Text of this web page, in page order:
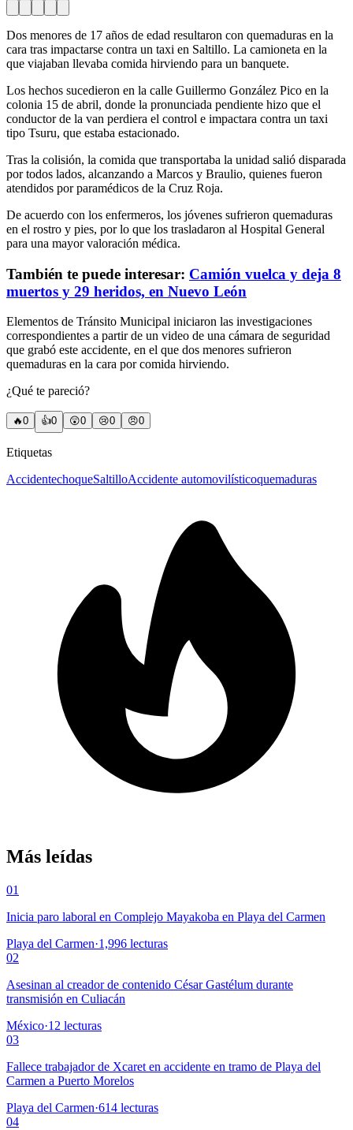
Dos menores de 17 años de edad resultaron con quemaduras en la
cara tras impactarse contra un taxi en Saltillo. La camioneta en la
que viajaban llevaba comida hirviendo para un banquete.
Los hechos sucedieron en la calle Guillermo González Pico en la
colonia 15 de abril, donde la pronunciada pendiente hizo que el
conductor de la van perdiera el control e impactara contra un taxi
tipo Tsuru, que estaba estacionado.
Tras la colisión, la comida que transportaba la unidad salió disparada
por todos lados, alcanzando a Marcos y Braulio, quienes fueron
atendidos por paramédicos de la Cruz Roja.
De acuerdo con los enfermeros, los jóvenes sufrieron quemaduras
en el rostro y pies, por lo que los trasladaron al Hospital General
para una mayor valoración médica.
También te puede interesar: Camión vuelca y deja 8
muertos y 29 heridos, en Nuevo León
Elementos de Tránsito Municipal iniciaron las investigaciones
correspondientes a partir de un video de una cámara de seguridad
que grabó este accidente, en el que dos menores sufrieron
quemaduras en la cara por comida hirviendo.
¿Qué te pareció?
🔥0 👍0 😲0 😢0 😠0
Etiquetas
AccidentechoqueSaltilloAccidente automovilísticoquemaduras
Más leídas
01
Inicia paro laboral en Complejo Mayakoba en Playa del Carmen
Playa del Carmen·1,996 lecturas
02
Asesinan al creador de contenido César Gastélum durante
transmisión en Culiacán
México·12 lecturas
03
Fallece trabajador de Xcaret en accidente en tramo de Playa del
Carmen a Puerto Morelos
Playa del Carmen·614 lecturas
04